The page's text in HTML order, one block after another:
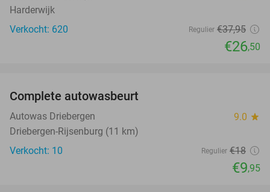
Harderwijk
Verkocht: 620
Regulier €37,95
€26,50
NEW
TODAY
Complete autowasbeurt
Autowas Driebergen 9.0 star
Driebergen-Rijsenburg (11 km)
Verkocht: 10
Regulier €18
€9,95